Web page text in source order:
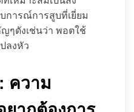
การณ์การสูบที่เยี่ยม
ๆดังเช่นว่า พอตใช้
ลงหัว
ความ